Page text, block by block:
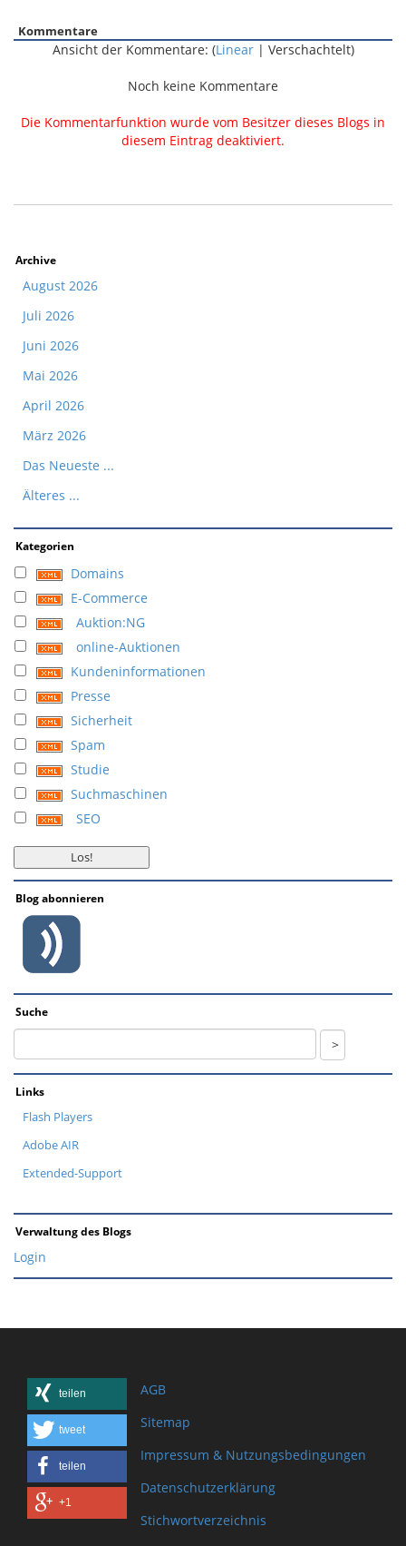
Kommentare
Ansicht der Kommentare: (Linear| Verschachtelt)
Noch keine Kommentare
Die Kommentarfunktion wurde vom Besitzer dieses Blogs in
diesem Eintrag deaktiviert.
Archive
August 2026
Juli 2026
Juni 2026
Mai 2026
April 2026
März 2026
Das Neueste ...
Älteres ...
Kategorien
Domains
E-Commerce
Auktion:NG
online-Auktionen
Kundeninformationen
Presse
Sicherheit
Spam
Studie
Suchmaschinen
SEO
Blog abonnieren
Suche
Links
Flash Players
Adobe AIR
Extended-Support
Verwaltung des Blogs
Login
teilen
tweet
teilen
+1
AGB
Sitemap
Impressum & Nutzungsbedingungen
Datenschutzerklärung
Stichwortverzeichnis